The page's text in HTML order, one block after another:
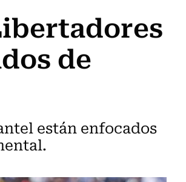
de
están enfocados